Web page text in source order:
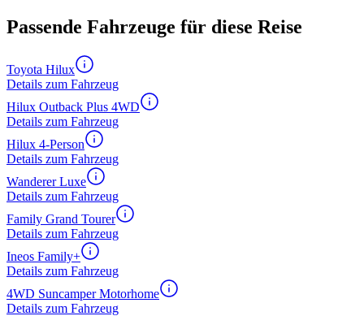
Passende Fahrzeuge für diese Reise
Toyota Hilux
Details zum Fahrzeug
Hilux Outback Plus 4WD
Details zum Fahrzeug
Hilux 4-Person
Details zum Fahrzeug
Wanderer Luxe
Details zum Fahrzeug
Family Grand Tourer
Details zum Fahrzeug
Ineos Family+
Details zum Fahrzeug
4WD Suncamper Motorhome
Details zum Fahrzeug